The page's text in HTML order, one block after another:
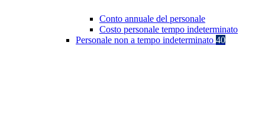
Conto annuale del personale
Costo personale tempo indeterminato
Personale non a tempo indeterminato 40